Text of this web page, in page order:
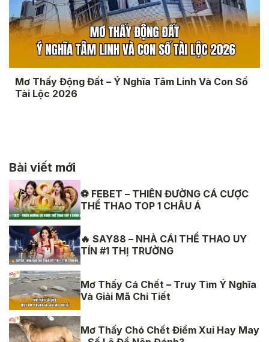
Mơ Thấy Động Đất – Ý Nghĩa Tâm Linh Và Con Số
Tài Lộc 2026
Bài viết mới
⚽ FEBET – THIÊN ĐƯỜNG CÁ CƯỢC
THỂ THAO TOP 1 CHÂU Á
🔥 SAY88 – NHÀ CÁI THỂ THAO UY
TÍN #1 THỊ TRƯỜNG
Mơ Thấy Cá Chết – Truy Tìm Ý Nghĩa
Và Giải Mã Chi Tiết
Mơ Thấy Chó Chết Điềm Xui Hay May